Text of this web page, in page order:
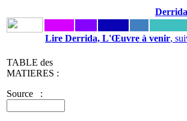
Derrida
Lire Derrida, L'Œuvre à venir,
TABLE des
MATIERES :
Source :